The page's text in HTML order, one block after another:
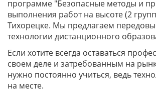
программе "Безопасные методы и
выполнения работ на высоте (2
Тихорецке. Мы предлагаем
технологии дистанционного
Если хотите всегда оставаться
своем деле и затребованным на
нужно постоянно учиться, ведь
на месте.